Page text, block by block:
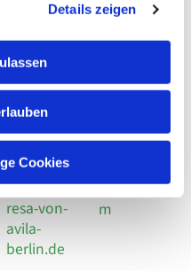
Details zeigen
Cookies
Telefon
+49 30
924 64 28
Fax +49
30 924 54
18
E-Mail
info@the
resa-von-
avila-
berlin.de
Datensch
utz
Social
Impressu
m